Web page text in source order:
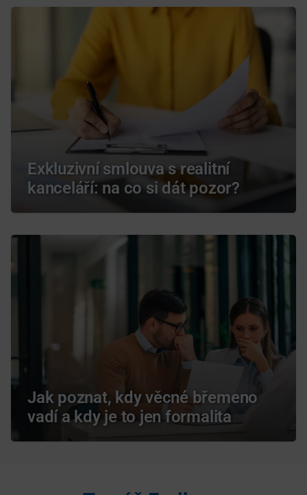
Exkluzivní smlouva s realitní
kanceláří: na co si dát pozor?
Jak poznat, kdy věcné břemeno
vadí a kdy je to jen formalita